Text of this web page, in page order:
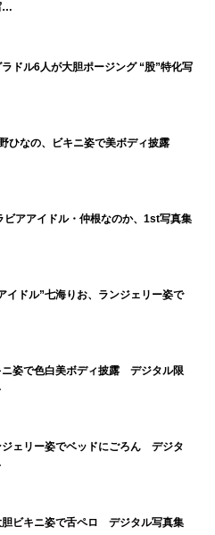
…
ドル6人が大胆ポージング “股”特化写
ひなの、ビキニ姿で美ボディ披露
ビアアイドル・仲根なのか、1st写真集
イドル”七海りお、ランジェリー姿で
ニ姿で色白美ボディ披露 デジタル限
ジェリー姿でベッドにごろん デジタ
胆ビキニ姿で舌ペロ デジタル写真集